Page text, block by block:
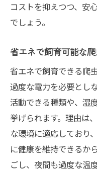
コストを抑えつつ、安
でしょう。
省エネで飼育可能な
省エネで飼育できる爬
過度な電力を必要とし
活動できる種類や、湿
挙げられます。理由は
な環境に適応しており
に健康を維持できるか
ごし、夜間も過度な温